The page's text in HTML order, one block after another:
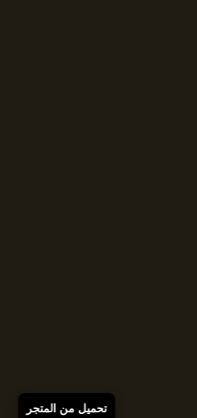
تحميل من المتجر